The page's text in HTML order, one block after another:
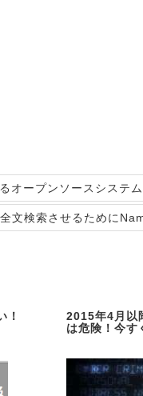
オープンソースシステ
文検索させるために
！
2015年4月以
は危険！今す